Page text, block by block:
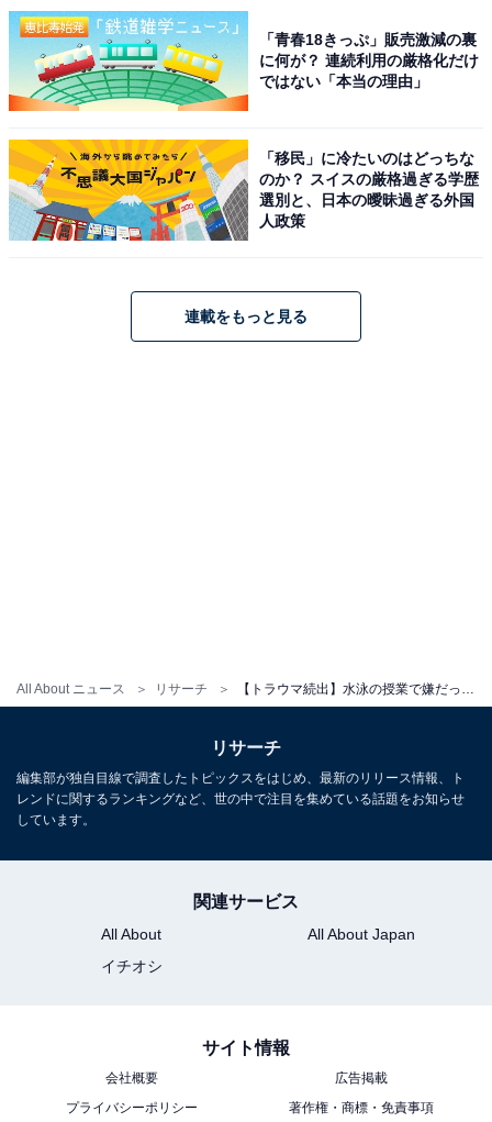
All About ニュース リサーチ
など、全員の前で行うテストが苦痛だったとの声もあり
ました。
さらに、そもそもある程度は泳げないと、授業について
いけなかった人も多いようで、
「私は泳げなかったが、泳ぎを教えて貰った記憶が
なく、だるま浮きばかりさせられていた（44歳女
「小学生の水泳の授業の25メートル競走をやらされ
るようです。
「青春18きっぷ」販売激減の裏
に何が？ 連続利用の厳格化だけ
ではない「本当の理由」
「移民」に冷たいのはどっちな
のか？ スイスの厳格過ぎる学歴
選別と、日本の曖昧過ぎる外国
人政策
連載をもっと見る
リサーチ
編集部が独自目線で調査したトピックスをはじめ、最新のリリース情報、ト
レンドに関するランキングなど、世の中で注目を集めている話題をお知らせ
しています。
関連サービス
All About
All About Japan
イチオシ
サイト情報
会社概要
広告掲載
プライバシーポリシー
著作権・商標・免責事項